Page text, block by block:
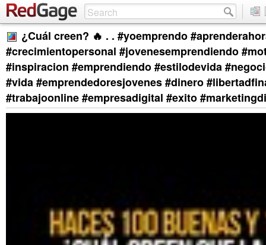
¿Cuál creen? 🔥 . . #yoemprendo
#crecimientopersonal #jovenesemprendiendo
#inspiracion #emprendiendo #estilodevida
#vida #emprendedoresjovenes #dinero
#trabajoonline #empresadigital #exito